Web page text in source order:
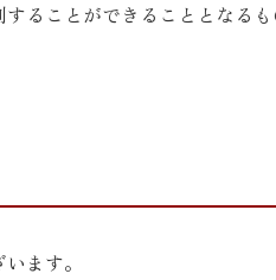
ることができることとなるも
ます。